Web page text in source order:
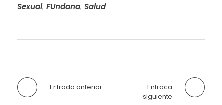
Sexual, FUndana, Salud
Entrada anterior
Entrada
siguiente